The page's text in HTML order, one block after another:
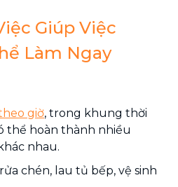
Giúp Việc
Làm Ngay
giờ, trong khung thời
thể hoàn thành nhiều
nhau.
chén, lau tủ bếp, vệ sinh